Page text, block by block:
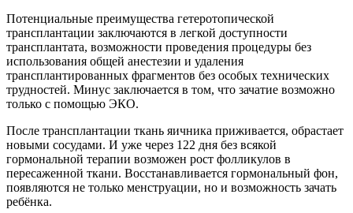
Потенциальные преимущества гетеротопической
трансплантации заключаются в легкой доступности
трансплантата, возможности проведения процедуры без
использования общей анестезии и удаления
трансплантированных фрагментов без особых технических
трудностей. Минус заключается в том, что зачатие возможно
только с помощью ЭКО.
После трансплантации ткань яичника приживается, обрастает
новыми сосудами. И уже через 122 дня без всякой
гормональной терапии возможен рост фолликулов в
пересаженной ткани. Восстанавливается гормональный фон,
появляются не только менструации, но и возможность зачать
ребёнка.